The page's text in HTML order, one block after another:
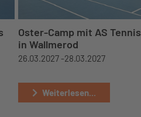
Oster-Camp mit AS Tennis
in Wallmerod
26.03.2027 -28.03.2027
Weiterlesen...